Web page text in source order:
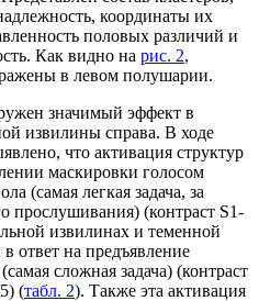
координаты их
половых различий и
Как видно на рис. 2,
в левом полушарии.
значимый эффект в
извилины справа. В ходе
что активация структур
маскировки голосом
(самая легкая задача, за
прослушивания) (контраст S1-
извилинах и теменной
ответ на предъявление
сложная задача) (контраст
(табл. 2). Также эта активация